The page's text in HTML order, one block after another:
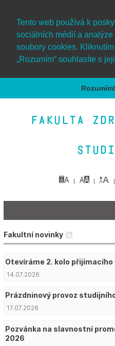
Tento web používá k
sociálních médií a analýze
soubory cookies.
„Rozumím“ souhlasíte s
Rozumím!
Fakulta
studií
Fakultní novinky
Otevíráme 2. kolo přijímacího
14.07.2026
Prázdninový provoz
17.07.2026
Pozvánka na slavnostní
2026